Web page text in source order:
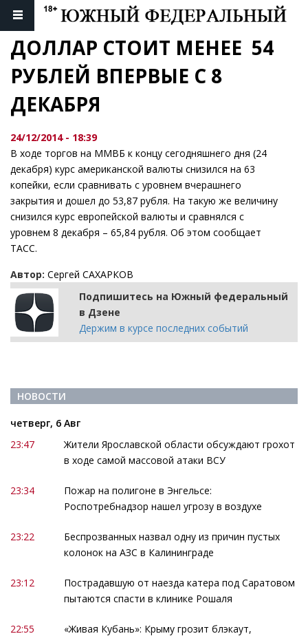
ДОЛЛАР СТОИТ МЕНЕЕ  54
РУБЛЕЙ ВПЕРВЫЕ С 8
ДЕКАБРЯ
24/12/2014 - 18:39
В ходе торгов на ММВБ к концу сегодняшнего дня (24
декабря) курс американской валюты снизился на 63
копейки, если сравнивать с уровнем вчерашнего
закрытия и дошел до 53,87 рубля. На такую же величину
снизился курс европейской валюты и сравнялся с
уровнем 8 декабря – 65,84 рубля. Об этом сообщает
ТАСС.
Автор: Сергей САХАРКОВ
Подпишитесь на Южный федеральный
в Дзене
Держим в курсе последних событий
НОВОСТИ
четверг, 6 Авг
23:47
Жители Ярославской области обсуждают грохот
в ходе самой массовой атаки ВСУ
23:34
Пожар на полигоне в Энгельсе:
Роспотребнадзор нашел угрозу в воздухе
23:22
Беспрозванных назвал одну из причин пустых
колонок на АЗС в Калининграде
23:12
Пострадавшую от наезда катера под Саратовом
пытаются спасти в клинике Рошаля
22:55
«Живая Кубань»: Крыму грозит блэкаут,